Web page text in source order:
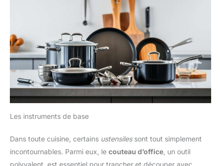
Les instruments de base
Dans toute cuisine, certains ustensilessont tout simplement
incontournables. Parmi eux, le couteau d’office , un outil
polyvalent, est essentiel pour trancher et découper avec